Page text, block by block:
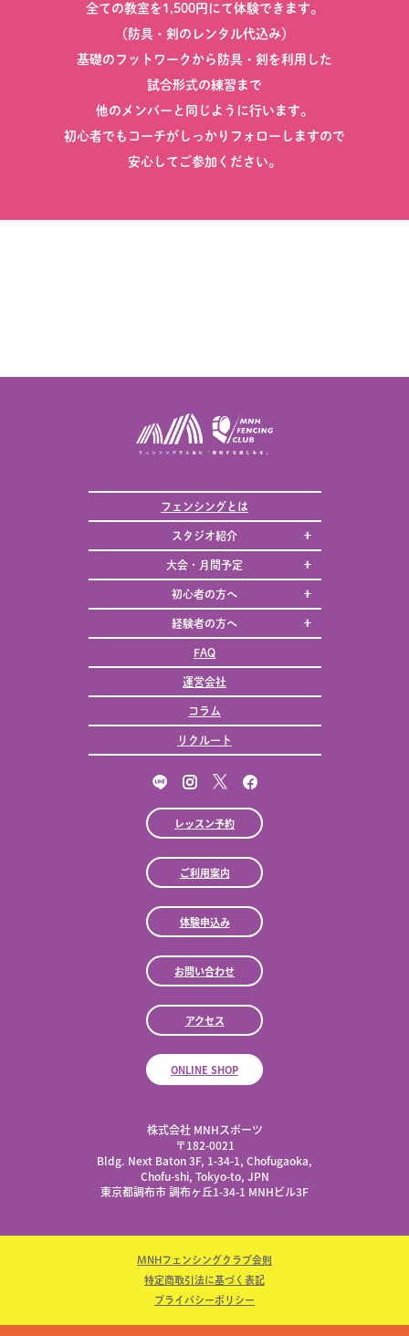
全ての教室を1,500円にて体験できます。
（防具・剣のレンタル代込み）
基礎のフットワークから防具・剣を利用した
試合形式の練習まで
他のメンバーと同じように行います。
初心者でもコーチがしっかりフォローしますので
安心してご参加ください。
フェンシングとは
スタジオ紹介
大会・月間予定
初心者の方へ
経験者の方へ
FAQ
運営会社
コラム
リクルート
レッスン予約
ご利用案内
体験申込み
お問い合わせ
アクセス
ONLINE SHOP
株式会社 MNHスポーツ
​〒182-0021
Bldg. Next Baton 3F, 1-34-1, Chofugaoka,
Chofu-shi, Tokyo-to, JPN
東京都調布市 調布ヶ丘1-34-1 MNHビル3F
MNHフェンシングクラブ会則
特定商取引法に基づく表記
プライバシーポリシー